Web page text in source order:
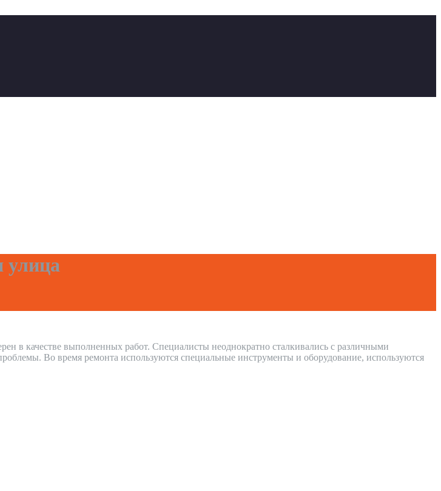
улица
в качестве выполненных работ. Специалисты неоднократно сталкивались с различными
Во время ремонта используются специальные инструменты и оборудование, используются